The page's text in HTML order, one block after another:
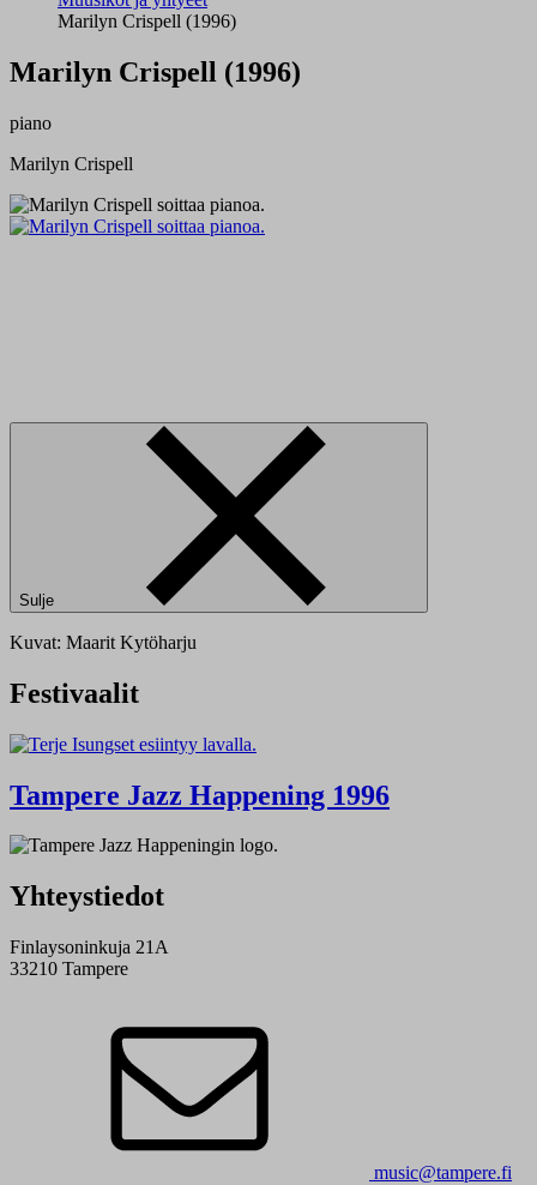
Marilyn Crispell (1996)
Marilyn Crispell (1996)
piano
Marilyn Crispell
Sulje
Kuvat: Maarit Kytöharju
Festivaalit
Tampere Jazz Happening 1996
Yhteystiedot
Finlaysoninkuja 21A
33210 Tampere
music@tampere.fi